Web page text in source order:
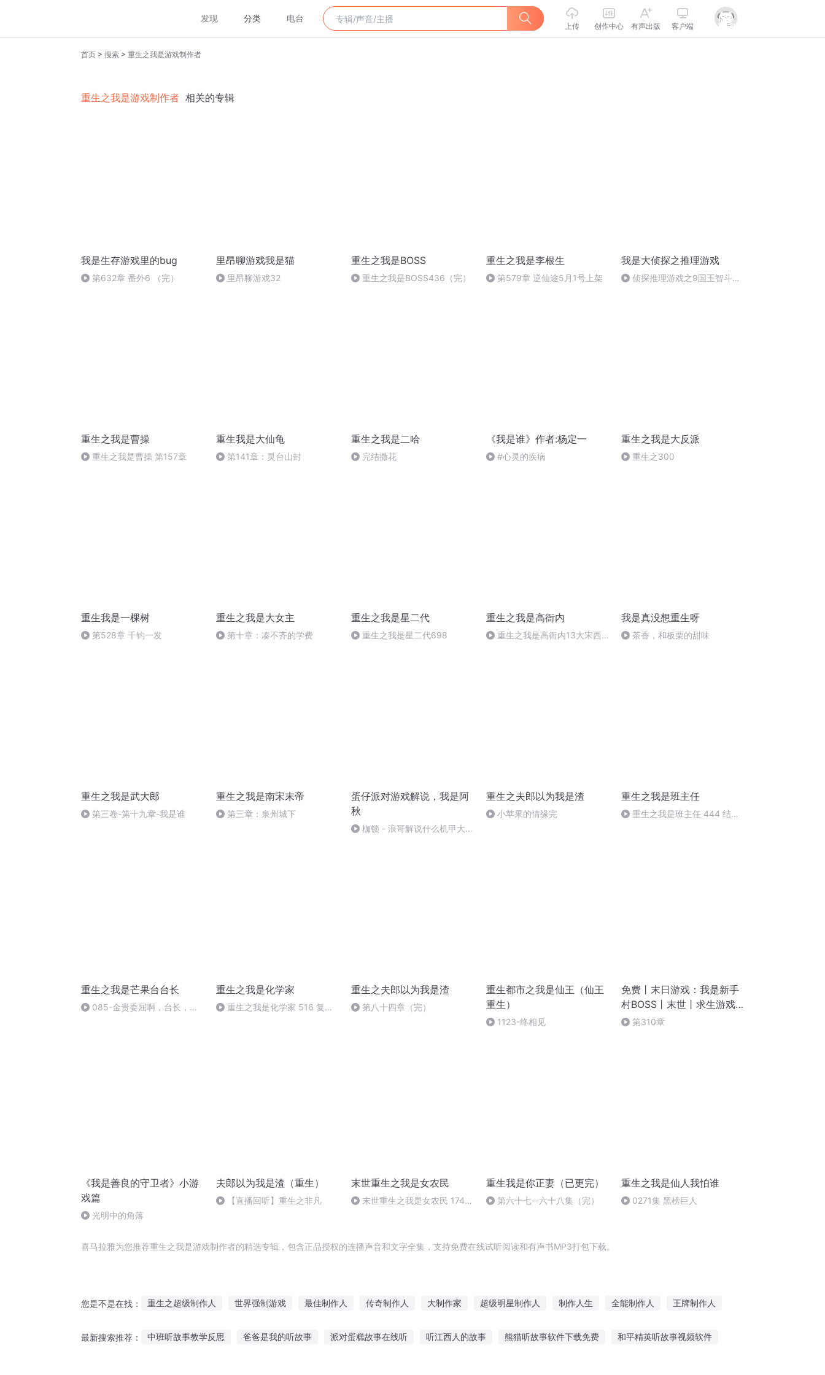
发现 分类 电台
上传 创作中心 有声出版 客户端
首页 > 搜索 > 重生之我是游戏制作者
重生之我是游戏制作者 相关的专辑
我是生存游戏里的bug
第632章 番外6 （完）
里昂聊游戏我是猫
里昂聊游戏32
重生之我是BOSS
重生之我是BOSS436（完）
重生之我是李根生
第579章 逆仙途5月1号上架
我是大侦探之推理游戏
侦探推理游戏之9国王智斗恶
重生之我是曹操
重生之我是曹操 第157章
重生我是大仙龟
第141章：灵台山封
重生之我是二哈
完结撒花
《我是谁》作者:杨定一
#心灵的疾病
重生之我是大反派
重生之300
重生我是一棵树
第528章 千钧一发
重生之我是大女主
第十章：凑不齐的学费
重生之我是星二代
重生之我是星二代698
重生之我是高衙内
重生之我是高衙内13大宋西
我是真没想重生呀
茶香，和板栗的甜味
重生之我是武大郎
第三卷-第十九章-我是谁
重生之我是南宋末帝
第三章：泉州城下
蛋仔派对游戏解说，我是阿
秋
枷锁 - 浪哥解说什么机甲大佬
重生之夫郎以为我是渣
小苹果的情缘完
重生之我是班主任
重生之我是班主任 444 结束
重生之我是芒果台台长
085-金贵委屈啊，台长，你
重生之我是化学家
重生之我是化学家 516 复活
重生之夫郎以为我是渣
第八十四章（完）
重生都市之我是仙王（仙王
重生）
1123-终相见
免费丨末日游戏：我是新手
村BOSS丨末世丨求生游戏
丨血色丨AI制作
第310章
《我是善良的守卫者》小游
戏篇
光明中的角落
夫郎以为我是渣（重生）
【直播回听】重生之非凡
末世重生之我是女农民
末世重生之我是女农民 174集
重生我是你正妻（已更完）
第六十七--六十八集（完）
重生之我是仙人我怕谁
0271集 黑榜巨人
喜马拉雅为您推荐重生之我是游戏制作者的精选专辑，包含正品授权的连播声音和文字全集，支持免费在线试听阅读和有声书MP3打包下载。
您是不是在找： 重生之超级制作人 世界强制游戏 最佳制作人 传奇制作人 大制作家 超级明星制作人 制作人生 全能制作人 王牌制作人
最新搜索推荐： 中班听故事教学反思 爸爸是我的听故事 派对蛋糕故事在线听 听江西人的故事 熊猫听故事软件下载免费 和平精英听故事视频软件